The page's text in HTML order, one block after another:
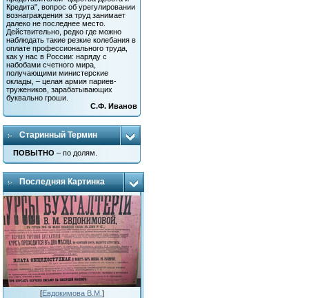
Кредита", вопрос об урегулировании
вознаграждения за труд занимает
далеко не последнее место.
Действительно, редко где можно
наблюдать такие резкие колебания в
оплате профессионального труда,
как у нас в России: наряду с
набобами счетного мира,
получающими министерские
оклады, – целая армия париев-
тружеников, зарабатывающих
буквально гроши.
С.Ф. Иванов
Старинный Термин
ПОВЫТНО – по долям.
Последняя Картинка
[Евдокимова В.М. ]